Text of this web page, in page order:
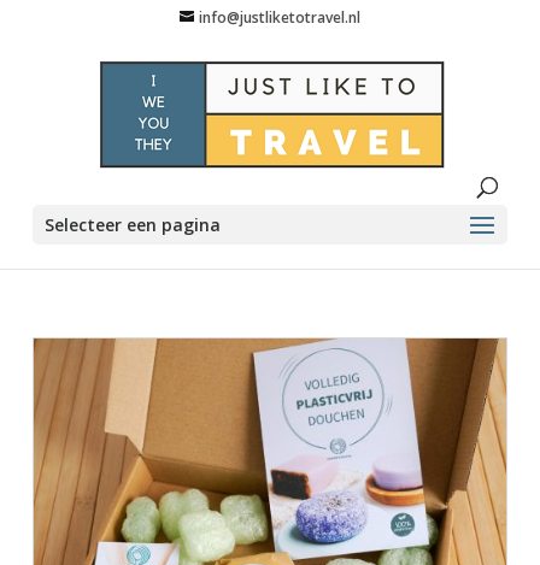
info@justliketotravel.nl
Selecteer een pagina